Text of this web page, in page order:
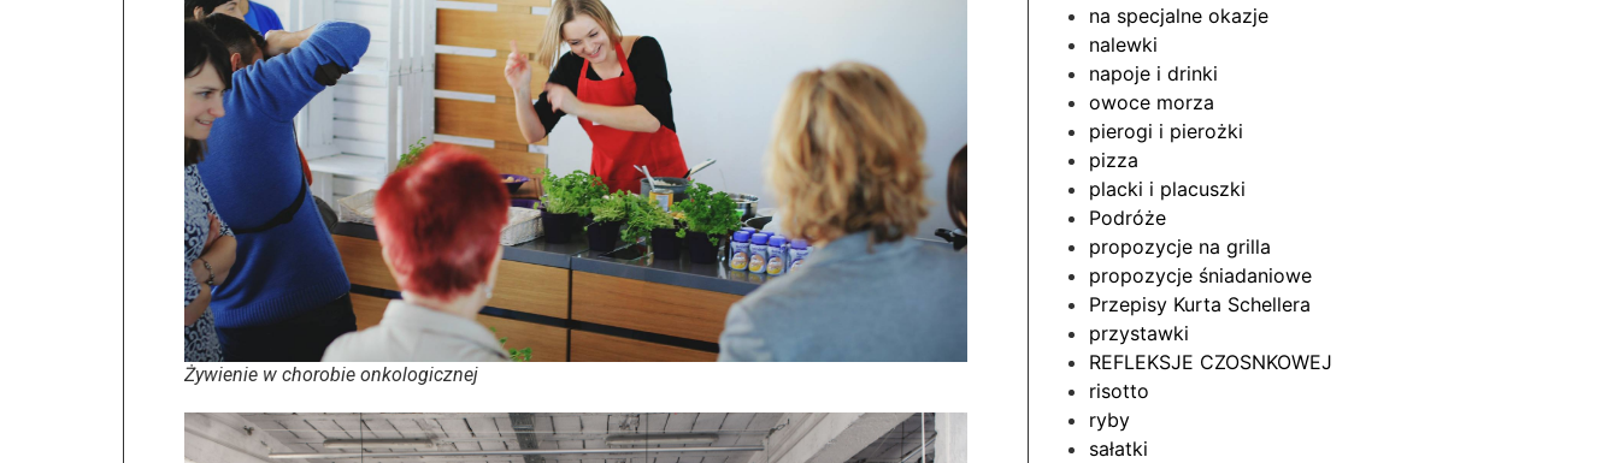
Żywienie w chorobie onkologicznej
na specjalne okazje
nalewki
napoje i drinki
owoce morza
pierogi i pierożki
pizza
placki i placuszki
Podróże
propozycje na grilla
propozycje śniadaniowe
Przepisy Kurta Schellera
przystawki
REFLEKSJE CZOSNKOWEJ
risotto
ryby
sałatki